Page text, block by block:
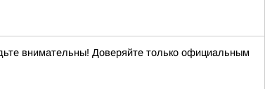
внимательны! Доверяйте только официальным